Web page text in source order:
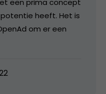
heeft. Het is
om er een